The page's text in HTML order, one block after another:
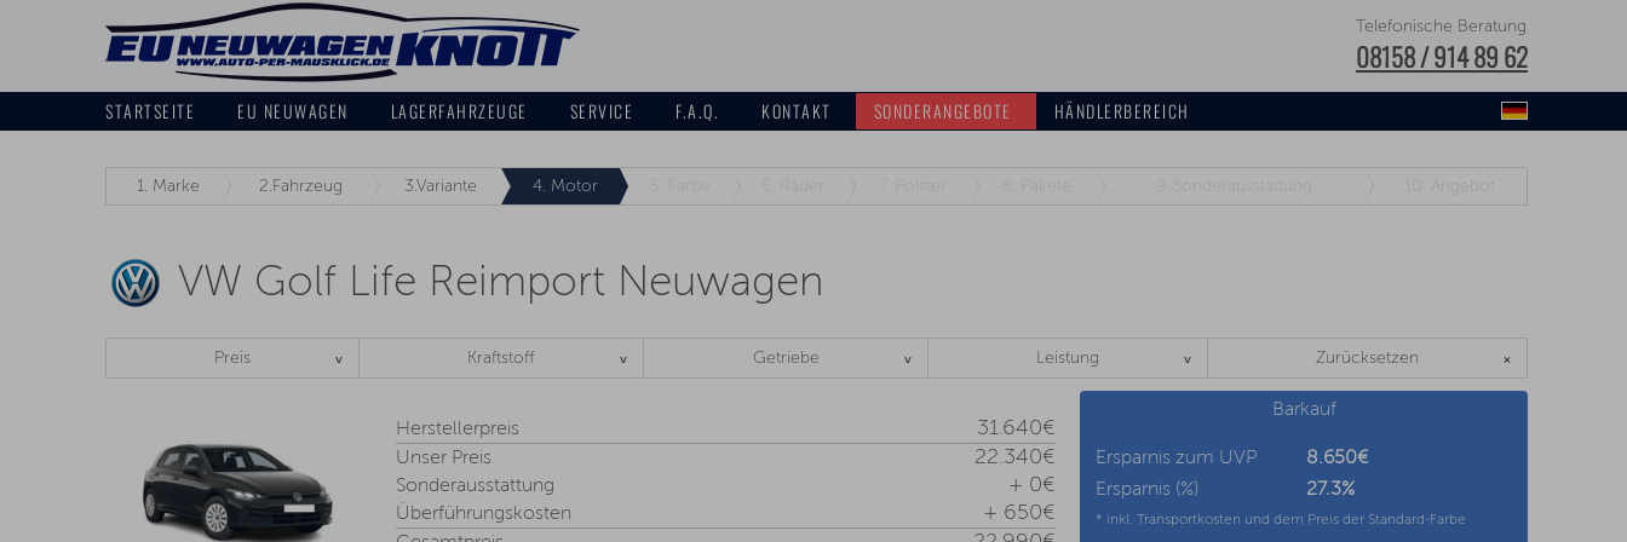
Telefonische Beratung
08158 / 914 89 62
STARTSEITE EU NEUWAGEN LAGERFAHRZEUGE SERVICE F.A.Q. KONTAKT SONDERANGEBOTE HÄNDLERBEREICH
1. Marke 2. Fahrzeug 3.Variante 4. Motor
VW Golf Life Reimport Neuwagen
Preis Kraftstoff Getriebe Leistung Zurücksetzen
Herstellerpreis 31.640€
Unser Preis 22.340€
Sonderausstattung + 0€
Überführungskosten + 650€
Barkauf
Ersparnis zum UVP
8.650€
Ersparnis (%)
27.3%
* inkl. Transportkosten und dem Preis der Standard-Farbe